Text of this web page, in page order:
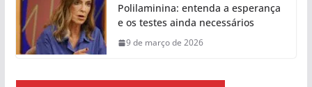
Polilaminina: entenda a esperança
e os testes ainda necessários
9 de março de 2026